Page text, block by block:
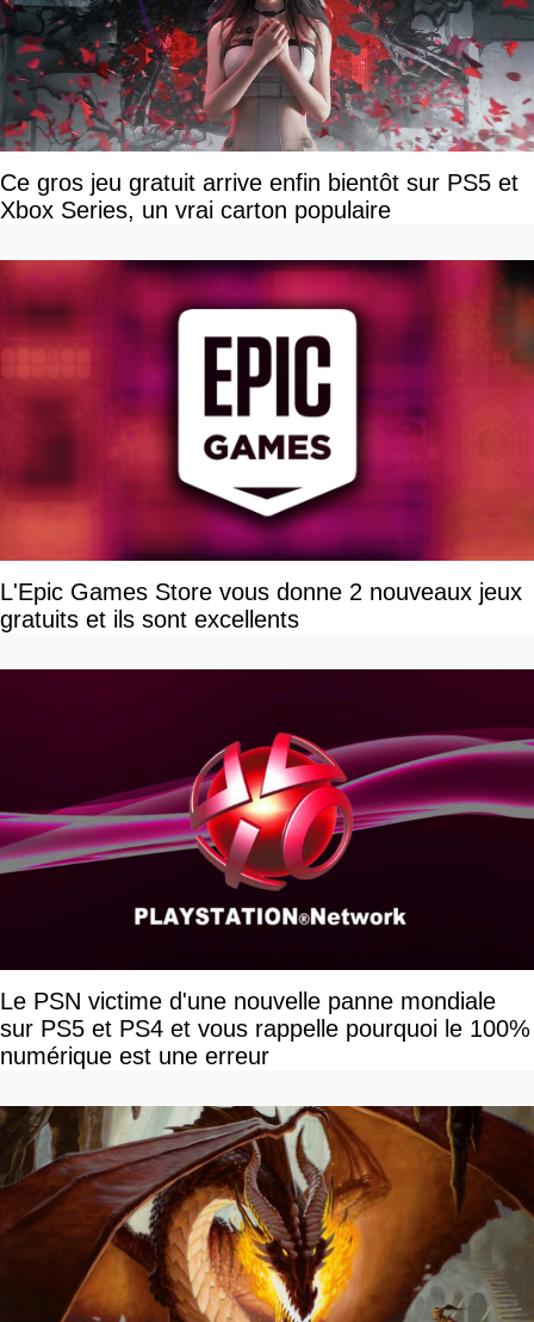
Ce gros jeu gratuit arrive enfin bientôt sur PS5 et
Xbox Series, un vrai carton populaire
L'Epic Games Store vous donne 2 nouveaux jeux
gratuits et ils sont excellents
Le PSN victime d'une nouvelle panne mondiale
sur PS5 et PS4 et vous rappelle pourquoi le 100%
numérique est une erreur